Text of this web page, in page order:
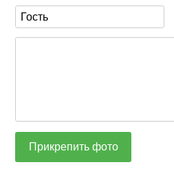
Прикрепить фото